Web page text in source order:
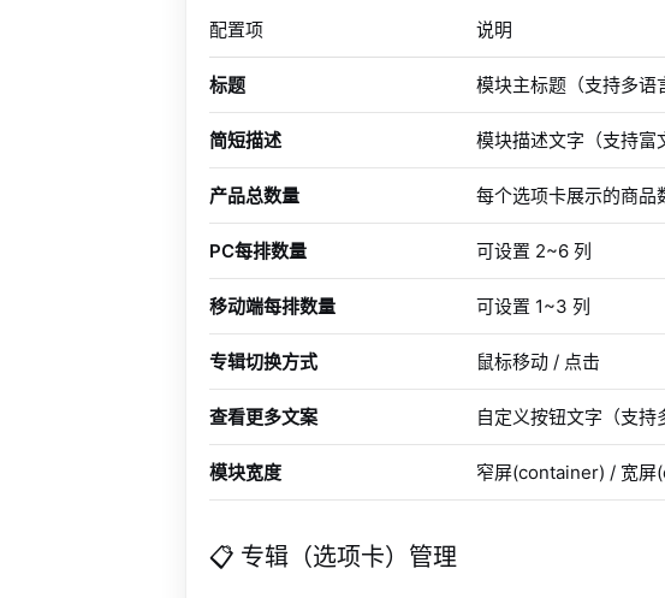
配置项 说明
标题 模块主标题（支持多语
简短描述 模块描述文字（支持富
产品总数量 每个选项卡展示的商品
PC每排数量 可设置 2~6 列
移动端每排数量 可设置 1~3 列
专辑切换方式 鼠标移动 / 点击
查看更多文案 自定义按钮文字（支持
模块宽度 窄屏(container) / 宽
📋 专辑（选项卡）管理